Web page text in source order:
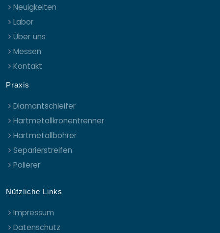
Neuigkeiten
Labor
Über uns
Messen
Kontakt
Praxis
Diamantschleifer
Hartmetallkronentrenner
Hartmetallbohrer
Separierstreifen
Polierer
Nützliche Links
Impressum
Datenschutz